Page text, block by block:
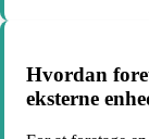
Hvordan
eksterne